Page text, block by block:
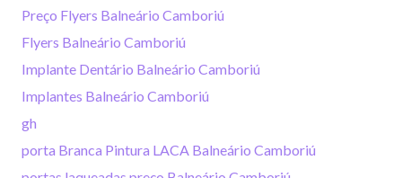
Preço Flyers Balneário Camboriú
Flyers Balneário Camboriú
Implante Dentário Balneário Camboriú
Implantes Balneário Camboriú
gh
porta Branca Pintura LACA Balneário Camboriú